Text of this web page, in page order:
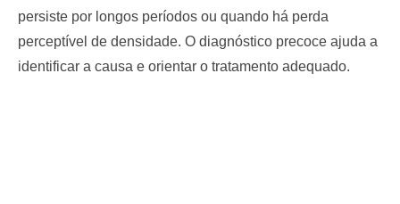
persiste por longos períodos ou quando há perda
perceptível de densidade. O diagnóstico precoce ajuda a
identificar a causa e orientar o tratamento adequado.